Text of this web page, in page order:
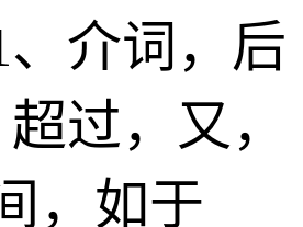
、介词，后
过，又，
，如于